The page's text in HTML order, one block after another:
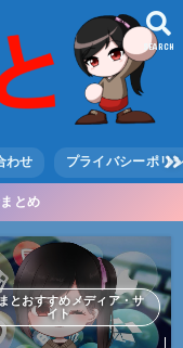
SEARCH
わせ プライバシーポリ
とめ
とおすすめメディア・サ
イト